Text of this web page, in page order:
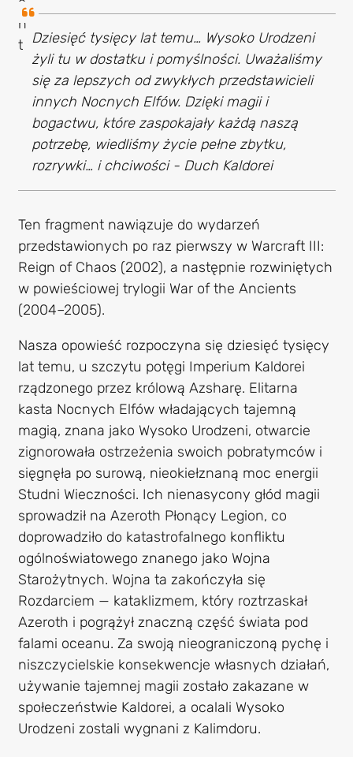
Dziesięć tysięcy lat temu… Wysoko Urodzeni
żyli tu w dostatku i pomyślności. Uważaliśmy
się za lepszych od zwykłych przedstawicieli
innych Nocnych Elfów. Dzięki magii i
bogactwu, które zaspokajały każdą naszą
potrzebę, wiedliśmy życie pełne zbytku,
rozrywki… i chciwości - Duch Kaldorei
Ten fragment nawiązuje do wydarzeń
przedstawionych po raz pierwszy w Warcraft III:
Reign of Chaos (2002), a następnie rozwiniętych
w powieściowej trylogii War of the Ancients
(2004–2005).
Nasza opowieść rozpoczyna się dziesięć tysięcy
lat temu, u szczytu potęgi Imperium Kaldorei
rządzonego przez królową Azsharę. Elitarna
kasta Nocnych Elfów władających tajemną
magią, znana jako Wysoko Urodzeni, otwarcie
zignorowała ostrzeżenia swoich pobratymców i
sięgnęła po surową, nieokiełznaną moc energii
Studni Wieczności. Ich nienasycony głód magii
sprowadził na Azeroth Płonący Legion, co
doprowadziło do katastrofalnego konfliktu
ogólnoświatowego znanego jako Wojna
Starożytnych. Wojna ta zakończyła się
Rozdarciem — kataklizmem, który roztrzaskał
Azeroth i pogrążył znaczną część świata pod
falami oceanu. Za swoją nieograniczoną pychę i
niszczycielskie konsekwencje własnych działań,
używanie tajemnej magii zostało zakazane w
społeczeństwie Kaldorei, a ocalali Wysoko
Urodzeni zostali wygnani z Kalimdoru.